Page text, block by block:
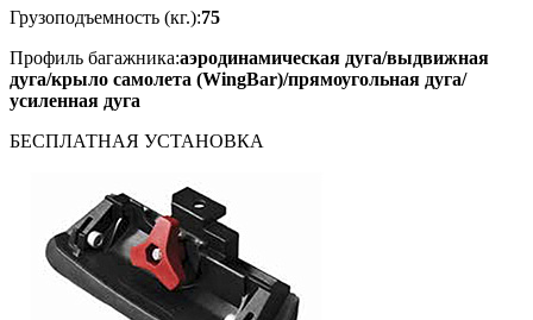
Грузоподъемность (кг.):75
Профиль багажника:аэродинамическая дуга/выдвижная
дуга/крыло самолета (WingBar)/прямоугольная дуга/
усиленная дуга
БЕСПЛАТНАЯ УСТАНОВКА